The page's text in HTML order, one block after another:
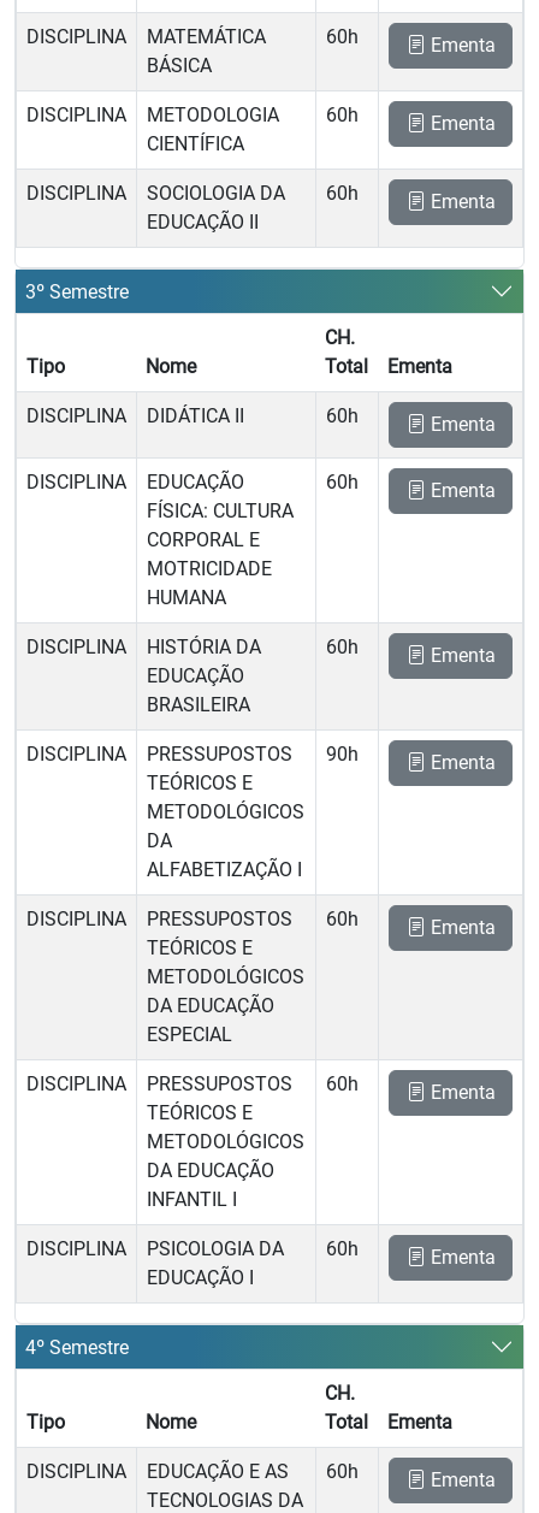
DISCIPLINA
MATEMÁTICA
BÁSICA
60h Ementa
DISCIPLINA
METODOLOGIA
CIENTÍFICA
60h Ementa
DISCIPLINA
SOCIOLOGIA DA
EDUCAÇÃO II
60h Ementa
3º Semestre
Tipo Nome
CH.
Total
Ementa
DISCIPLINA DIDÁTICA II 60h Ementa
DISCIPLINA
EDUCAÇÃO
FÍSICA: CULTURA
CORPORAL E
MOTRICIDADE
HUMANA
60h Ementa
DISCIPLINA
HISTÓRIA DA
EDUCAÇÃO
BRASILEIRA
60h Ementa
DISCIPLINA
PRESSUPOSTOS
TEÓRICOS E
METODOLÓGICOS
DA
ALFABETIZAÇÃO I
90h Ementa
DISCIPLINA
PRESSUPOSTOS
TEÓRICOS E
METODOLÓGICOS
DA EDUCAÇÃO
ESPECIAL
60h Ementa
DISCIPLINA
PRESSUPOSTOS
TEÓRICOS E
METODOLÓGICOS
DA EDUCAÇÃO
INFANTIL I
60h Ementa
DISCIPLINA
PSICOLOGIA DA
EDUCAÇÃO I
60h Ementa
4º Semestre
Tipo Nome
CH.
Total
Ementa
DISCIPLINA
EDUCAÇÃO E AS
TECNOLOGIAS DA
60h Ementa